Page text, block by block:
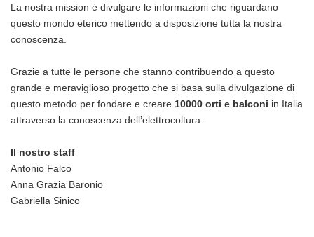
La nostra mission è divulgare le informazioni che riguardano
questo mondo eterico mettendo a disposizione tutta la nostra
conoscenza.
Grazie a tutte le persone che stanno contribuendo a questo
grande e meraviglioso progetto che si basa sulla divulgazione di
questo metodo per fondare e creare 10000 orti e balconi in Italia
attraverso la conoscenza dell’elettrocoltura.
Il nostro staff
Antonio Falco
Anna Grazia Baronio
Gabriella Sinico